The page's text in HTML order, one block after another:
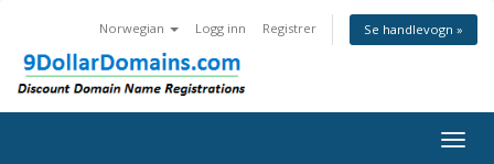
Norwegian Logg inn Registrer Se handlevogn »